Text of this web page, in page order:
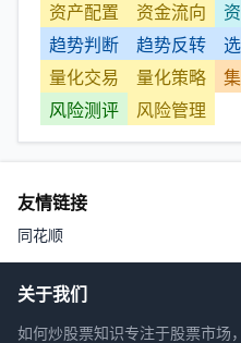
资产配置
资金流向
趋势判断
趋势反转
量化交易
量化策略
风险测评
风险管理
友情链接
同花顺
关于我们
如何炒股票知识专注于股票市场